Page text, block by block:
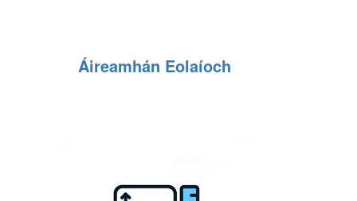
Áireamhán Eolaíoch